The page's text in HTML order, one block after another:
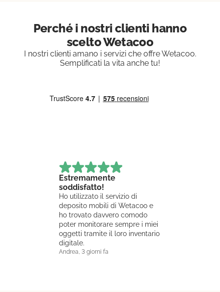
Perché i nostri clienti hanno
scelto Wetacoo
I nostri clienti amano i servizi che offre Wetacoo.
Semplificati la vita anche tu!
Estremamente
soddisfatto!
Ho utilizzato il servizio di
deposito mobili di Wetacoo e
ho trovato davvero comodo
poter monitorare sempre i miei
oggetti tramite il loro inventario
digitale.
Andrea, 3 giorni fa